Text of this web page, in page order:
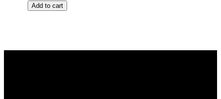
17Add to cart